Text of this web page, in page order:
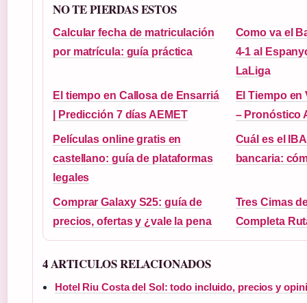
NO TE PIERDAS ESTOS
Calcular fecha de matriculación
por matrícula: guía práctica
Como va el
4-1 al
LaLiga
El tiempo en Callosa de Ensarriá
| Predicción 7 días AEMET
El Tiempo en
– Pronóstico
Películas online gratis en
castellano: guía de plataformas
legales
Cuál es el
bancaria:
Comprar Galaxy S25: guía de
precios, ofertas y ¿vale la pena
Tres Cimas
Completa
4 ARTICULOS RELACIONADOS
Hotel Riu Costa del Sol: todo incluido, precios y